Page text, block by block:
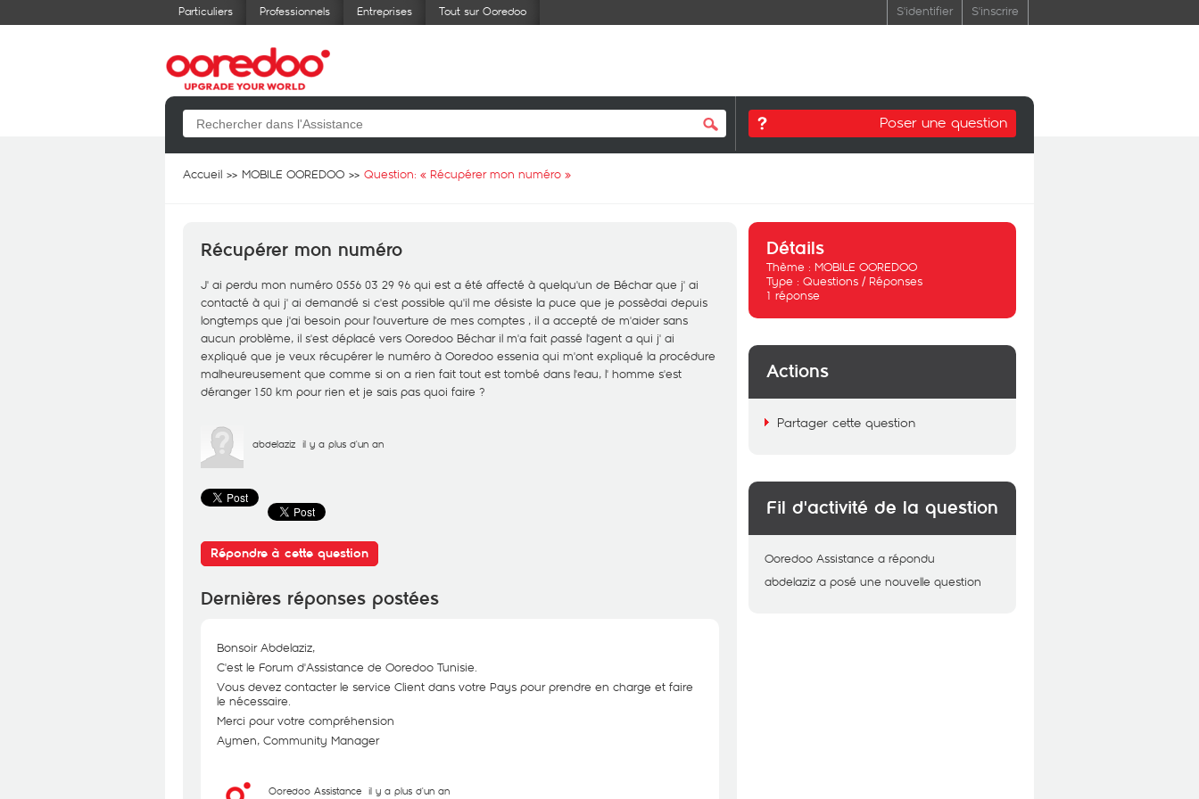
Particuliers Professionnels Entreprises Tout sur Ooredoo S'identifier S'inscrire
Poser une question
Accueil MOBILE OOREDOO Question: « Récupérer mon numéro »
Récupérer mon numéro
J' ai perdu mon numéro 0556 03 29 96 qui est a été affecté à quelqu'un de Béchar que j' ai
contacté à qui j' ai demandé si c'est possible qu'il me désiste la puce que je possèdai depuis
longtemps que j'ai besoin pour l'ouverture de mes comptes , il a accepté de m'aider sans
aucun problème, il s'est déplacé vers Ooredoo Béchar il m'a fait passé l'agent a qui j' ai
expliqué que je veux récupérer le numéro à Ooredoo essenia qui m'ont expliqué la procédure
malheureusement que comme si on a rien fait tout est tombé dans l'eau, l' homme s'est
déranger 150 km pour rien et je sais pas quoi faire ?
abdelaziz il y a plus d'un an
Répondre à cette question
Dernières réponses postées
Bonsoir Abdelaziz,
C'est le Forum d'Assistance de Ooredoo Tunisie.
Vous devez contacter le service Client dans votre Pays pour prendre en charge et faire
le nécessaire.
Merci pour votre compréhension
Aymen, Community Manager
Ooredoo Assistance il y a plus d'un an
Détails
Thème : MOBILE OOREDOO
Type : Questions / Réponses
1 réponse
Actions
Partager cette question
Fil d'activité de la question
Ooredoo Assistance a répondu
abdelaziz a posé une nouvelle question